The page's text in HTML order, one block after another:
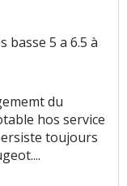
basse 5 a 6.5 à
du
hos service
toujours